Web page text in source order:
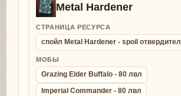
Metal Hardener
СТРАНИЦА РЕСУРСА
спойл Metal Hardener - spoil
МОБЫ
Grazing Elder Buffalo - 80 лвл
Imperial Commander - 80 лвл